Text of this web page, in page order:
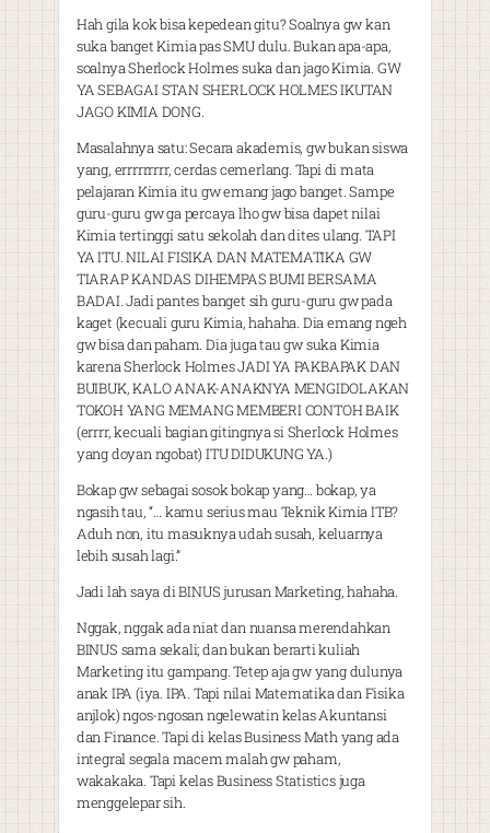
Hah gila kok bisa kepedean gitu? Soalnya gw kan
suka banget Kimia pas SMU dulu. Bukan apa-apa,
soalnya Sherlock Holmes suka dan jago Kimia. GW
YA SEBAGAI STAN SHERLOCK HOLMES IKUTAN
JAGO KIMIA DONG.
Masalahnya satu: Secara akademis, gw bukan siswa
yang, errrrrrrrr, cerdas cemerlang. Tapi di mata
pelajaran Kimia itu gw emang jago banget. Sampe
guru-guru gw ga percaya lho gw bisa dapet nilai
Kimia tertinggi satu sekolah dan dites ulang. TAPI
YA ITU. NILAI FISIKA DAN MATEMATIKA GW
TIARAP KANDAS DIHEMPAS BUMI BERSAMA
BADAI. Jadi pantes banget sih guru-guru gw pada
kaget (kecuali guru Kimia, hahaha. Dia emang ngeh
gw bisa dan paham. Dia juga tau gw suka Kimia
karena Sherlock Holmes JADI YA PAKBAPAK DAN
BUIBUK, KALO ANAK-ANAKNYA MENGIDOLAKAN
TOKOH YANG MEMANG MEMBERI CONTOH BAIK
(errrr, kecuali bagian gitingnya si Sherlock Holmes
yang doyan ngobat) ITU DIDUKUNG YA.)
Bokap gw sebagai sosok bokap yang… bokap, ya
ngasih tau, “… kamu serius mau Teknik Kimia ITB?
Aduh non, itu masuknya udah susah, keluarnya
lebih susah lagi.”
Jadi lah saya di BINUS jurusan Marketing, hahaha.
Nggak, nggak ada niat dan nuansa merendahkan
BINUS sama sekali; dan bukan berarti kuliah
Marketing itu gampang. Tetep aja gw yang dulunya
anak IPA (iya. IPA. Tapi nilai Matematika dan Fisika
anjlok) ngos-ngosan ngelewatin kelas Akuntansi
dan Finance. Tapi di kelas Business Math yang ada
integral segala macem malah gw paham,
wakakaka. Tapi kelas Business Statistics juga
menggelepar sih.